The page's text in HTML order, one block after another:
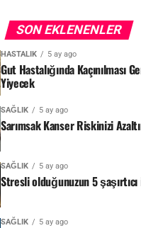
SON EKLENENLER
HASTALIK 5 ay ago
Gut Hastalığında Kaçınılması
Yiyecek
SAĞLIK 5 ay ago
Sarımsak Kanser Riskinizi
SAĞLIK 5 ay ago
Stresli olduğunuzun 5
SAĞLIK 5 ay ago